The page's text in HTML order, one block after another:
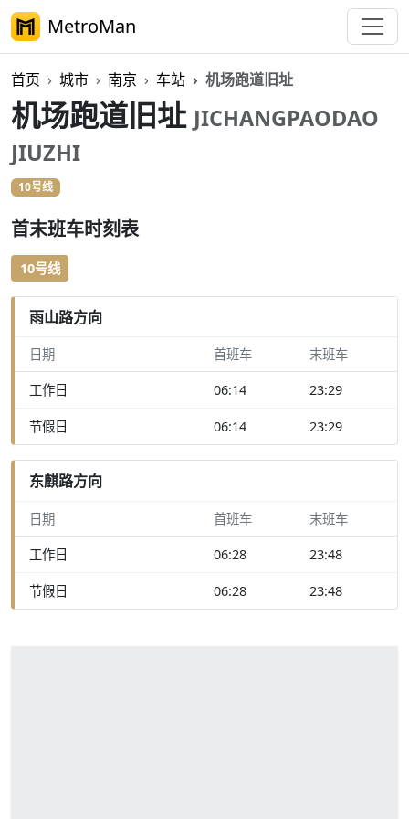
MetroMan
首页 城市 南京 车站 机场跑道旧址
机场跑道旧址 JICHANGPAODAO
JIUZHI
10号线
首末班车时刻表
10号线
雨山路方向
日期 首班车 末班车
工作日 06:14 23:29
节假日 06:14 23:29
东麒路方向
日期 首班车 末班车
工作日 06:28 23:48
节假日 06:28 23:48